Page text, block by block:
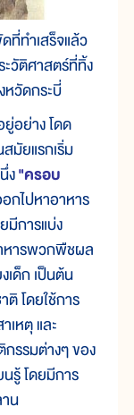
ที่ทำเสร็จแล้ว
วัติศาสตร์ที่ทิ้ง
หวัดกระบี่
ย่าง โดด
มัยแรกเริ่ม
ง"ครอบ
กไปหาอาหาร
มีการแบ่ง
าหารพวกพืชผล
เด็ก เป็นต้น
โดยใช้การ
เหตุ และ
รรมต่างๆ ของ
รู้ โดยมีการ
น